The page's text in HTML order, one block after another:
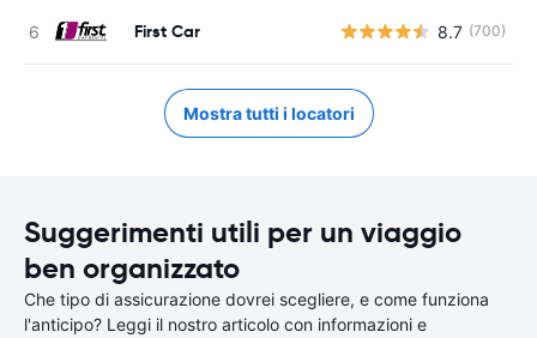
First Car 8.7 (700)
Mostra tutti i locatori
Suggerimenti utili per un viaggio
ben organizzato
Che tipo di assicurazione dovrei scegliere, e come funziona
l'anticipo? Leggi il nostro articolo con informazioni e